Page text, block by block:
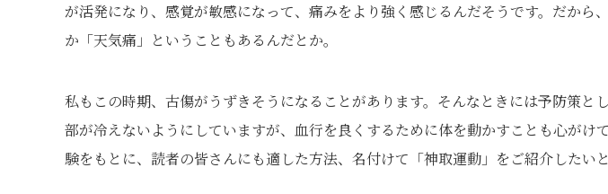
が活発になり、感覚が敏感になって、痛みをより強く感じるんだそうです。だから
か「天気痛」ということもあるんだとか。
私もこの時期、古傷がうずきそうになることがあります。そんなときには予防策と
部が冷えないようにしていますが、血行を良くするために体を動かすことも心がけ
験をもとに、読者の皆さんにも適した方法、名付けて「神取運動」をご紹介したいと